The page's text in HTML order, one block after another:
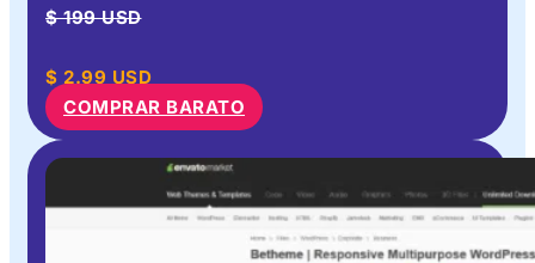
$ 199 USD
$ 2.99 USD
COMPRAR BARATO